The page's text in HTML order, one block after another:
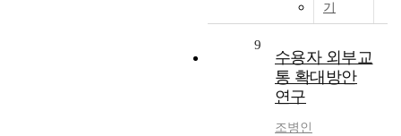
기
9
수용자 외부교
통 확대방안
연구
조병인